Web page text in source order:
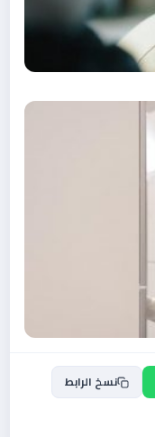
نسخ الرابط